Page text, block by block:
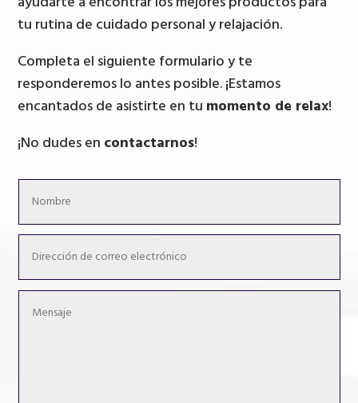
tu rutina de cuidado personal y relajación.
Completa el siguiente formulario y te
responderemos lo antes posible. ¡Estamos
encantados de asistirte en tu momento de relax!
¡No dudes en contactarnos!